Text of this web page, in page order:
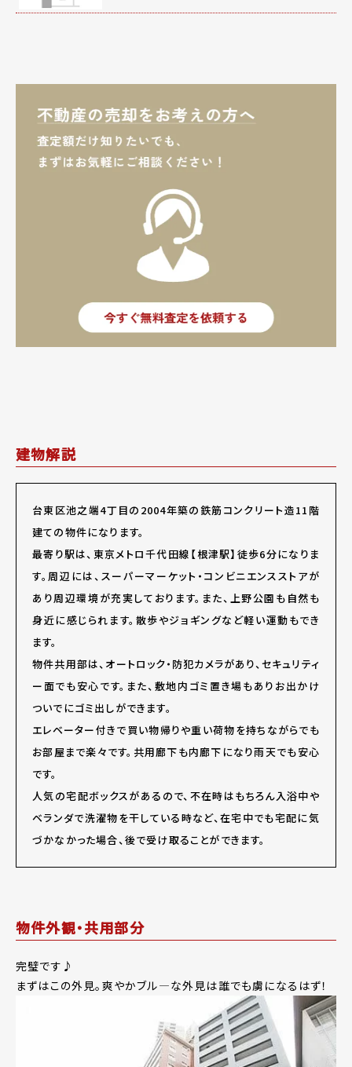
建物解説
台東区池之端4丁目の2004年築の鉄筋コンクリート造11階
建ての物件になります。
最寄り駅は、東京メトロ千代田線【根津駅】徒歩6分になりま
す。周辺には、スーパーマーケット・コンビニエンスストアが
あり周辺環境が充実しております。また、上野公園も自然も
身近に感じられます。散歩やジョギングなど軽い運動もでき
ます。
物件共用部は、オートロック・防犯カメラがあり、セキュリティ
ー面でも安心です。また、敷地内ゴミ置き場もありお出かけ
ついでにゴミ出しができます。
エレベーター付きで買い物帰りや重い荷物を持ちながらでも
お部屋まで楽々です。共用廊下も内廊下になり雨天でも安心
です。
人気の宅配ボックスがあるので、不在時はもちろん入浴中や
ベランダで洗濯物を干している時など、在宅中でも宅配に気
づかなかった場合、後で受け取ることができます。
物件外観・共用部分
完璧です♪
まずはこの外見。爽やかブル―な外見は誰でも虜になるはず！